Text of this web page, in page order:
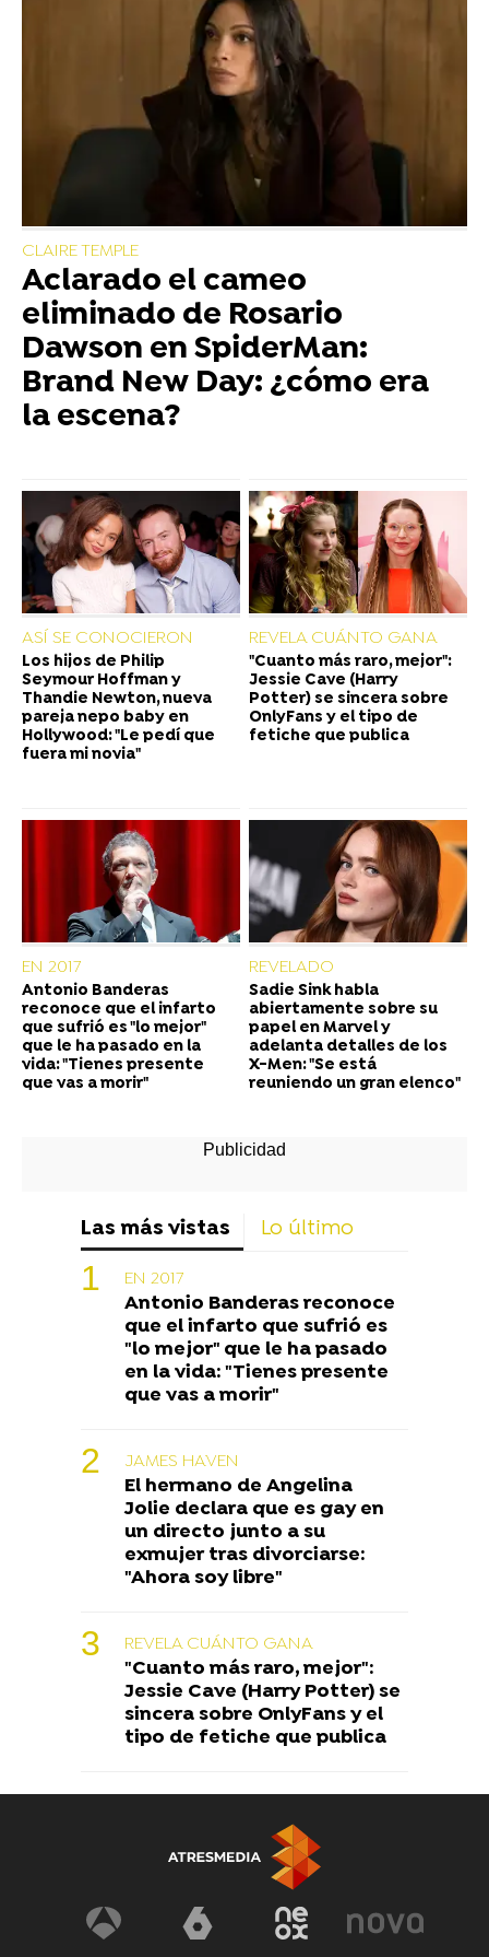
CLAIRE TEMPLE
Aclarado el cameo
eliminado de Rosario
Dawson en SpiderMan:
Brand New Day: ¿cómo era
la escena?
ASÍ SE CONOCIERON
Los hijos de Philip
Seymour Hoffman y
Thandie Newton, nueva
pareja nepo baby en
Hollywood: "Le pedí que
fuera mi novia"
REVELA CUÁNTO GANA
"Cuanto más raro, mejor":
Jessie Cave (Harry
Potter) se sincera sobre
OnlyFans y el tipo de
fetiche que publica
EN 2017
Antonio Banderas
reconoce que el infarto
que sufrió es "lo mejor"
que le ha pasado en la
vida: "Tienes presente
que vas a morir"
REVELADO
Sadie Sink habla
abiertamente sobre su
papel en Marvel y
adelanta detalles de los
X-Men: "Se está
reuniendo un gran elenco"
Las más vistas Lo último
EN 2017
Antonio Banderas reconoce
que el infarto que sufrió es
"lo mejor" que le ha pasado
en la vida: "Tienes presente
que vas a morir"
JAMES HAVEN
El hermano de Angelina
Jolie declara que es gay en
un directo junto a su
exmujer tras divorciarse:
"Ahora soy libre"
REVELA CUÁNTO GANA
"Cuanto más raro, mejor":
Jessie Cave (Harry Potter) se
sincera sobre OnlyFans y el
tipo de fetiche que publica